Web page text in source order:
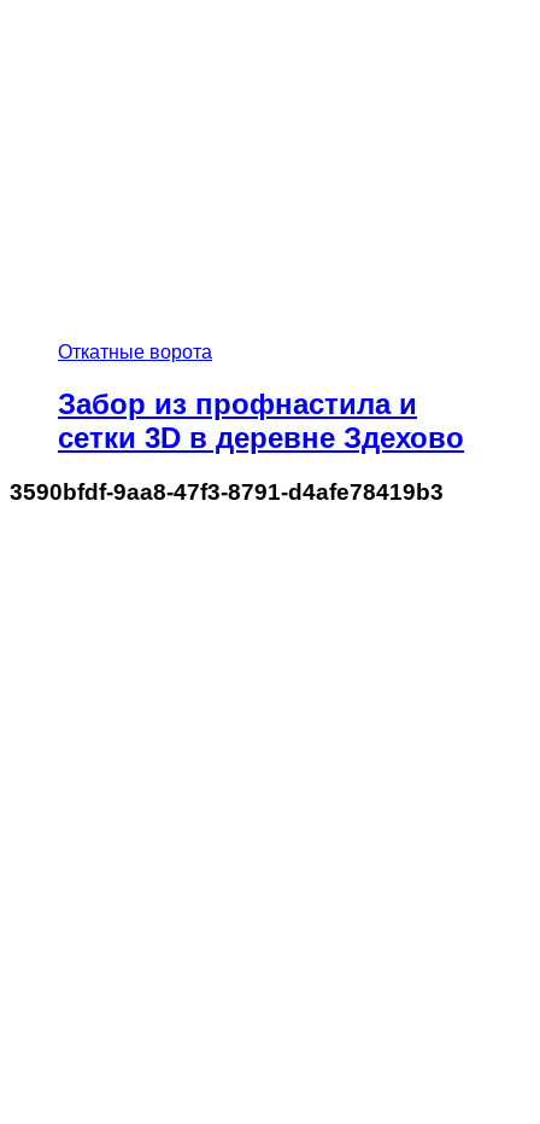
Откатные ворота
Забор из профнастила и
сетки 3D в деревне Здехово
3590bfdf-9aa8-47f3-8791-d4afe78419b3